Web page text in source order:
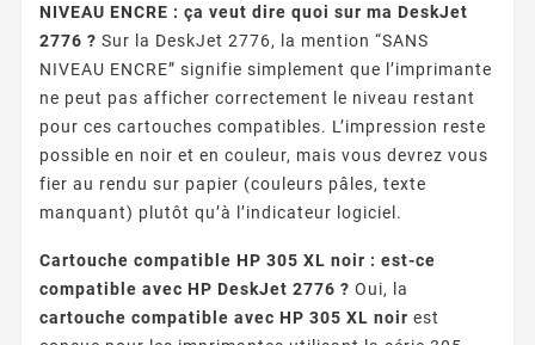
NIVEAU ENCRE : ça veut dire quoi sur ma DeskJet
2776 ? Sur la DeskJet 2776, la mention “SANS
NIVEAU ENCRE” signifie simplement que l’imprimante
ne peut pas afficher correctement le niveau restant
pour ces cartouches compatibles. L’impression reste
possible en noir et en couleur, mais vous devrez vous
fier au rendu sur papier (couleurs pâles, texte
manquant) plutôt qu’à l’indicateur logiciel.
Cartouche compatible HP 305 XL noir : est-ce
compatible avec HP DeskJet 2776 ? Oui, la
cartouche compatible avec HP 305 XL noir est